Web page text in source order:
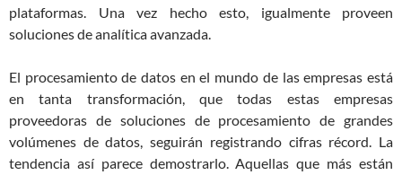
plataformas. Una vez hecho esto, igualmente proveen
soluciones de analítica avanzada.
El procesamiento de datos en el mundo de las empresas está
en tanta transformación, que todas estas empresas
proveedoras de soluciones de procesamiento de grandes
volúmenes de datos, seguirán registrando cifras récord. La
tendencia así parece demostrarlo. Aquellas que más están